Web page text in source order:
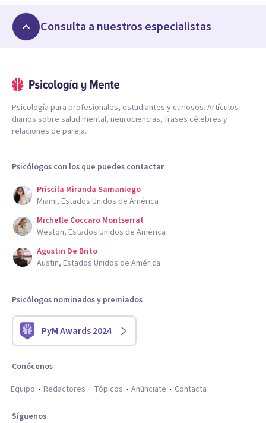
Consulta a nuestros especialistas
Psicología para profesionales, estudiantes y curiosos. Artículos
diarios sobre salud mental, neurociencias, frases célebres y
relaciones de pareja.
Psicólogos con los que puedes contactar
Priscila Miranda Samaniego
Miami, Estados Unidos de América
Michelle Coccaro Montserrat
Weston, Estados Unidos de América
Agustin De Brito
Austin, Estados Unidos de América
Psicólogos nominados y premiados
PyM Awards 2024
Conócenos
Equipo
Redactores Tópicos Anúnciate Contacta
Síguenos